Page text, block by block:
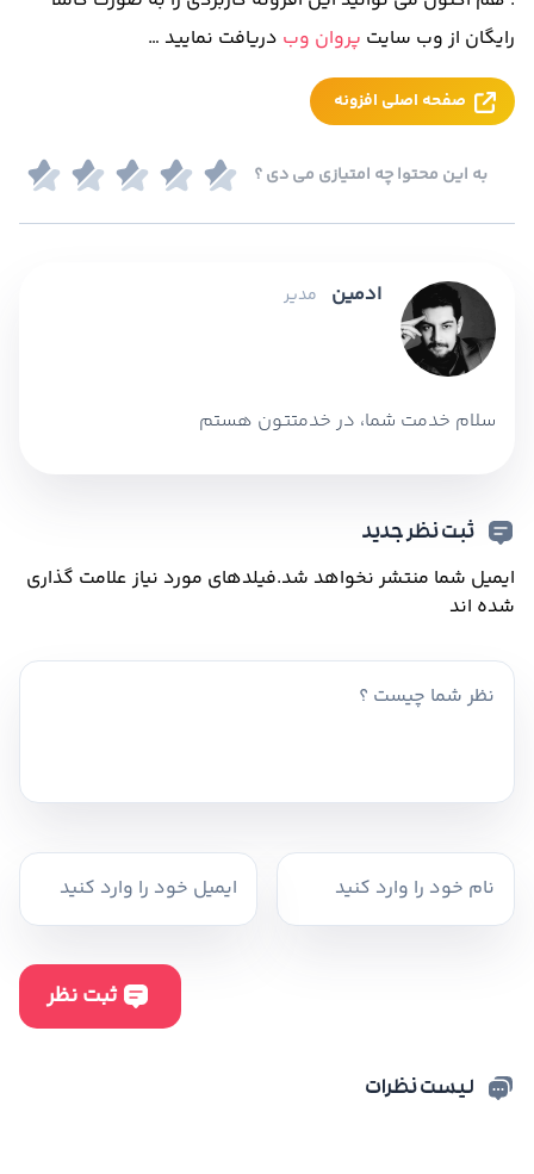
رایگان از وب سایت پروان وب دریافت نمایید …
صفحه اصلی افزونه
به این محتوا چه امتیازی می دی ؟
ادمین مدیر
سلام خدمت شما، در خدمتتون هستم
ثبت نظر جدید
ایمیل شما منتشر نخواهد شد.فیلدهای مورد نیاز علامت گذاری
شده اند
لیست نظرات